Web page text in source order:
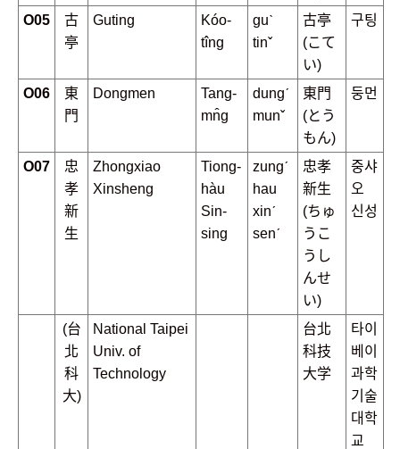
O05
古
亭
Guting
Kóo-
tîng
guˋ
tinˇ
古亭
(こて
い)
구팅
O06
東
門
Dongmen
Tang-
mn̂g
dungˊ
munˇ
東門
(とう
もん)
둥먼
O07
忠
孝
新
生
Zhongxiao
Xinsheng
Tiong-
hàu
Sin-
sing
zungˊ
hau
xinˊ
senˊ
忠孝
新生
(ちゅ
うこ
うし
んせ
い)
중샤
오
신성
(台
北
科
大)
National Taipei
Univ. of
Technology
台北
科技
大学
타이
베이
과학
기술
대학
교